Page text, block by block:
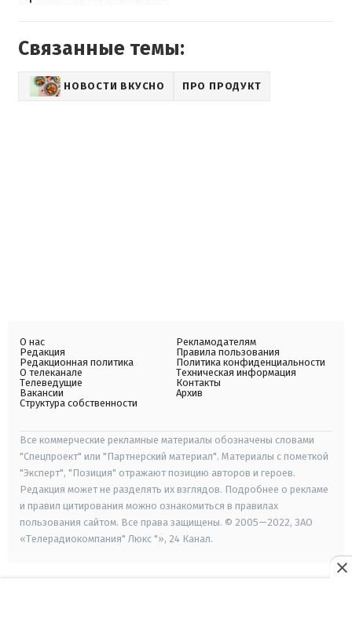
Связанные темы:
НОВОСТИ ВКУСНО ПРО ПРОДУКТ
О нас
Редакция
Редакционная политика
О телеканале
Телеведущие
Вакансии
Структура собственности
Рекламодателям
Правила пользования
Политика конфиденциальности
Техническая информация
Контакты
Архив
Все коммерческие рекламные материалы обозначены словами
"Спецпроект" или "Партнерский материал". Материалы с пометкой
"Эксперт", "Позиция" отражают позицию авторов и героев.
Редакция может не разделять их взглядов. Подробнее о рекламе
и правил цитирования можно ознакомиться в правилах
пользования сайтом. Все права защищены. © 2005—2022, ЗАО
«Телерадиокомпания" Люкс "», 24 Канал.